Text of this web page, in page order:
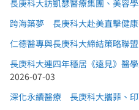
長庚科大訪凱瑟醫療集團、美容
跨海築夢 長庚科大赴美直擊健
仁德醫專與長庚科大締結策略聯
長庚科大連四年穩居《遠見》醫
2026-07-03
深化永續醫療 長庚科大攜菲、